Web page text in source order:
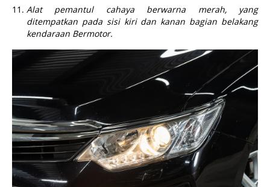
Alat pemantul cahaya berwarna merah, yang
ditempatkan pada sisi kiri dan kanan bagian belakang
kendaraan Bermotor.